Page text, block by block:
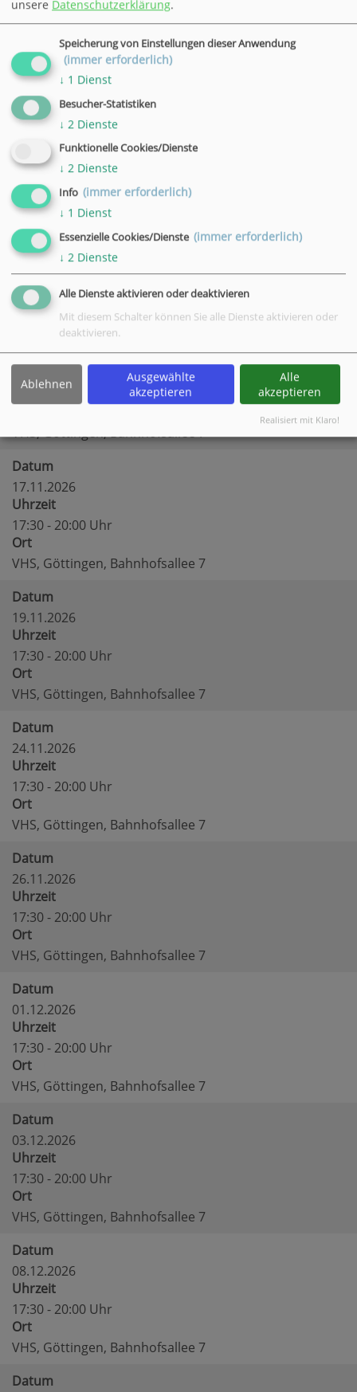
Ort
VHS, Göttingen, Bahnhofsallee 7
Datum
05.11.2026
Uhrzeit
17:30 - 20:00 Uhr
VHS, Göttingen, Bahnhofsallee 7
Datum
10.11.2026
Uhrzeit
17:30 - 20:00 Uhr
Ort
VHS, Göttingen, Bahnhofsallee 7
12.11.2026
17:30 - 20:00 Uhr
VHS, Göttingen, Bahnhofsallee 7
Datum
17.11.2026
Uhrzeit
17:30 - 20:00 Uhr
Ort
VHS, Göttingen, Bahnhofsallee 7
Datum
19.11.2026
Uhrzeit
17:30 - 20:00 Uhr
Ort
VHS, Göttingen, Bahnhofsallee 7
Datum
24.11.2026
Uhrzeit
17:30 - 20:00 Uhr
Ort
VHS, Göttingen, Bahnhofsallee 7
Datum
26.11.2026
Uhrzeit
17:30 - 20:00 Uhr
Ort
VHS, Göttingen, Bahnhofsallee 7
Datum
01.12.2026
Uhrzeit
17:30 - 20:00 Uhr
Ort
VHS, Göttingen, Bahnhofsallee 7
Datum
03.12.2026
Uhrzeit
17:30 - 20:00 Uhr
Ort
VHS, Göttingen, Bahnhofsallee 7
Datum
08.12.2026
Uhrzeit
17:30 - 20:00 Uhr
Ort
VHS, Göttingen, Bahnhofsallee 7
Datum
unsere Datenschutzerklärung.
Speicherung von Einstellungen dieser Anwendung
(immer erforderlich)
↓ 1 Dienst
Besucher-Statistiken
↓ 2 Dienste
Funktionelle Cookies/Dienste
↓ 2 Dienste
Info (immer erforderlich)
↓ 1 Dienst
Essenzielle Cookies/Dienste (immer erforderlich)
↓ 2 Dienste
Alle Dienste aktivieren oder deaktivieren
Mit diesem Schalter können Sie alle Dienste aktivieren oder
deaktivieren.
Ablehnen
Ausgewählte
akzeptieren
Alle
akzeptieren
Realisiert mit Klaro!